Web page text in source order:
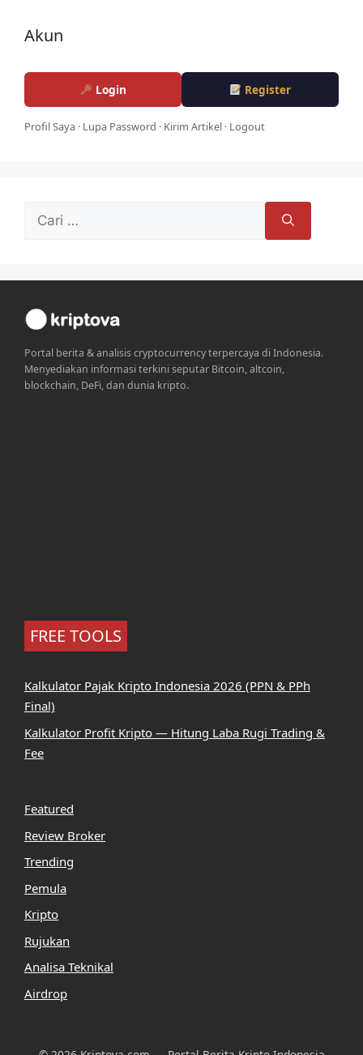
Akun
Login Register
Profil Saya · Lupa Password · Kirim Artikel · Logout
Cari
Portal berita & analisis cryptocurrency terpercaya di Indonesia.
Menyediakan informasi terkini seputar Bitcoin, altcoin,
blockchain, DeFi, dan dunia kripto.
FREE TOOLS
Kalkulator Pajak Kripto Indonesia 2026 (PPN & PPh
Final)
Kalkulator Profit Kripto — Hitung Laba Rugi Trading &
Fee
Featured
Review Broker
Trending
Pemula
Kripto
Rujukan
Analisa Teknikal
Airdrop